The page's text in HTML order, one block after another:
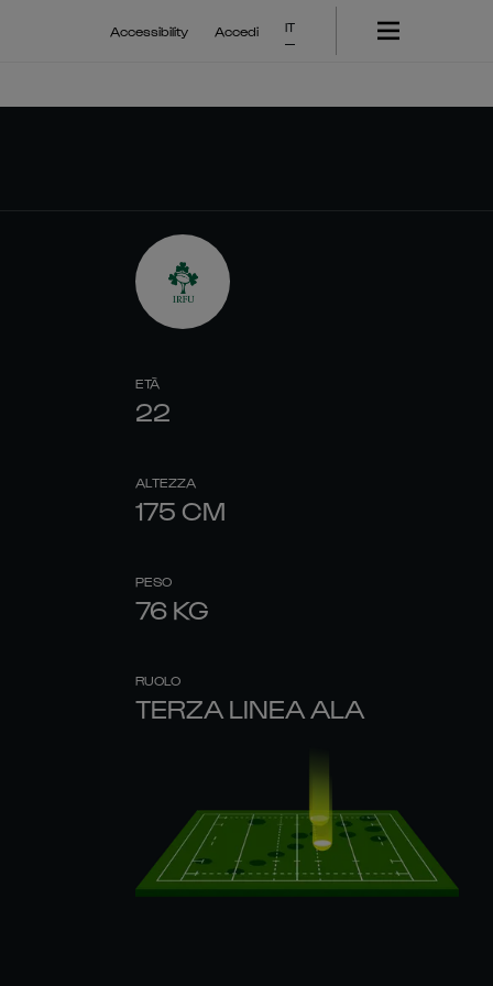
Accessibility Accedi IT
ETÀ
22
ALTEZZA
175 CM
PESO
76 KG
RUOLO
TERZA LINEA ALA